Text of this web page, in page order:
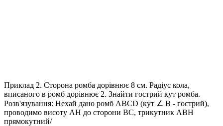
Приклад 2. Сторона ромба дорівнює 8 см. Радіус кола,
вписаного в ромб дорівнює 2. Знайти гострий кут ромба.
Розв'язування: Нехай дано ромб ABCD (кут ∠ B - гострий),
проводимо висоту AH до сторони BC, трикутник ABH
прямокутний/